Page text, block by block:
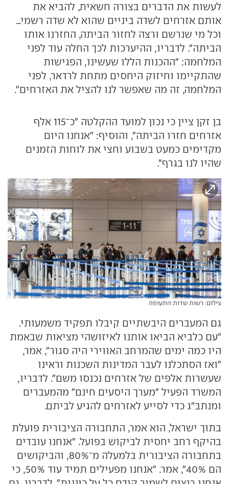
לעשות את הדברים בצורה חשאית, להביא את
אותם אזרחים לשדה ביניים שהוא לא שדה רשמי...
וכל מי שנרשם ורצה לחזור הביתה, החזרנו אותו
הביתה". לדבריו, ההיערכות לכך החלה עוד לפני
המלחמה: "ההכנות הללו שעשינו, הפגישות
שהתקיימו וחיזוק היחסים מתחת לרדאר, לפני
המלחמה, זה מה שאפשר לנו להציל את האזרחים".
בן זקן ציין כי נכון למועד ההקלטה "כ־115 אלף
אזרחים חזרו הביתה", והוסיף: "אנחנו היום
מקדימים כמעט בשבוע וחצי את לוחות הזמנים
שהיו לנו בגרף".
צילום: רשות שדות התעופה
גם המעברים היבשתיים קיבלו תפקיד משמעותי.
"עם כלביא הביאו אותנו לאיזושהי מציאות שבאמת
היו כמה ימים שהמרחב האווירי היה סגור", אמר,
"ואז הסתכלנו לעבר המדינות השכנות וראינו
שעשרות אלפים של אזרחים נכנסו משם". לדבריו,
המשרד הפעיל "מערך היסעים חינם" מהמעברים
ומנתב"ג כדי לסייע לאזרחים להגיע לביתם.
בתוך ישראל, הוא אמר, התחבורה הציבורית פועלת
בהיקף רחב יחסית לביקוש בפועל. "אנחנו עובדים
בתחבורה הציבורית בלמעלה מ־80%, והביקושים
הם 40%", אמר. "אנחנו מפעילים תמיד עוד 50%, כי